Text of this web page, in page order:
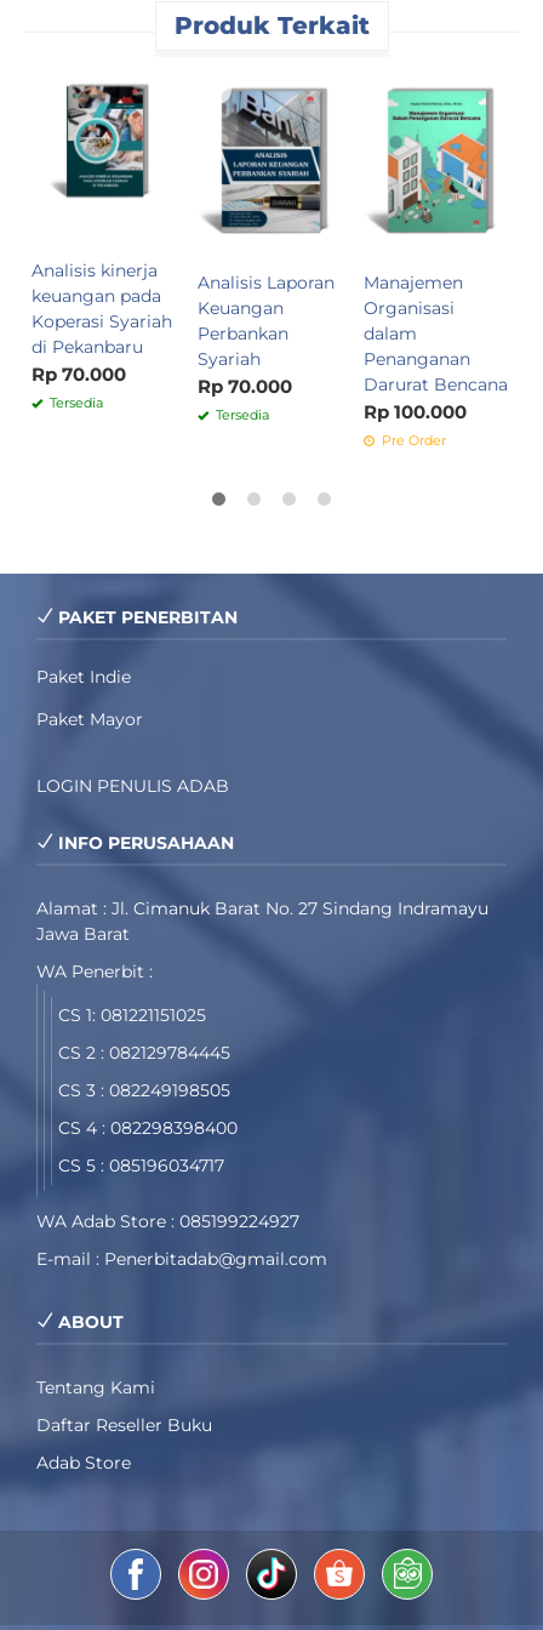
Produk Terkait
Analisis kinerja
keuangan pada
Koperasi Syariah
di Pekanbaru
Rp 70.000
Tersedia
Analisis Laporan
Keuangan
Perbankan
Syariah
Rp 70.000
Tersedia
Manajemen
Organisasi
dalam
Penanganan
Darurat Bencana
Rp 100.000
Pre Order
PAKET PENERBITAN
Paket Indie
Paket Mayor
LOGIN PENULIS ADAB
INFO PERUSAHAAN
Alamat : Jl. Cimanuk Barat No. 27 Sindang Indramayu
Jawa Barat
WA Penerbit :
CS 1: 081221151025
CS 2 : 082129784445
CS 3 : 082249198505
CS 4 : 082298398400
CS 5 : 085196034717
WA Adab Store : 085199224927
E-mail : Penerbitadab@gmail.com
ABOUT
Tentang Kami
Daftar Reseller Buku
Adab Store